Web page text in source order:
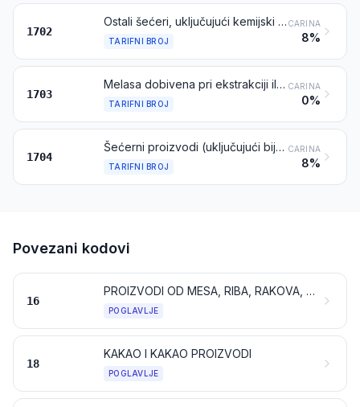
1702
Ostali šećeri, uključujući kemijski čistu laktozu, maltozu, glukozu i fruktozu, u krutom stanju; šećerni sirupi bez dodanih aroma ili tvari za bojenje; umjetni med, neovisno je li pomiješan s prirodnim medom ili ne; karamel
TARIFNI BROJ
CARINA
8%
1703
Melasa dobivena pri ekstrakciji ili rafiniranju šećera
TARIFNI BROJ
CARINA
0%
1704
Šećerni proizvodi (uključujući bijelu čokoladu), bez kakaa
TARIFNI BROJ
CARINA
8%
Povezani kodovi
16
PROIZVODI OD MESA, RIBA, RAKOVA, MEKUŠACA ILI DRUGIH VODENIH BESKRALJEŽNJAKA, ILI OD KUKACA
POGLAVLJE
18
KAKAO I KAKAO PROIZVODI
POGLAVLJE